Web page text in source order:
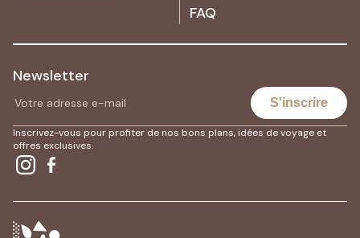
FAQ
Newsletter
S'inscrire
Inscrivez-vous pour profiter de nos bons plans, idées de voyage et
offres exclusives.